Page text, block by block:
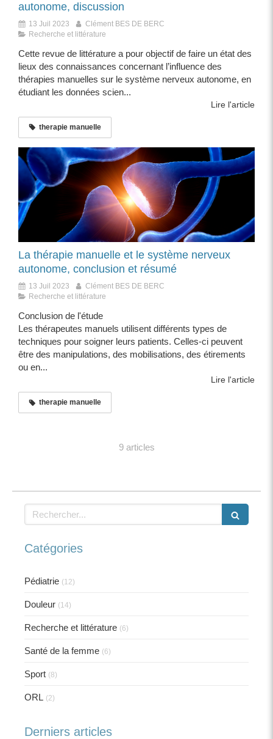
autonome, discussion
13 Juil 2023
Clément BES DE BERC
Recherche et littérature
Cette revue de littérature a pour objectif de faire un état des
lieux des connaissances concernant l’influence des
thérapies manuelles sur le système nerveux autonome, en
étudiant les données scien...
Lire l'article
therapie manuelle
La thérapie manuelle et le système nerveux
autonome, conclusion et résumé
13 Juil 2023
Clément BES DE BERC
Recherche et littérature
Conclusion de l'étude
Les thérapeutes manuels utilisent différents types de
techniques pour soigner leurs patients. Celles-ci peuvent
être des manipulations, des mobilisations, des étirements
ou en...
Lire l'article
therapie manuelle
9 articles
Rechercher
Catégories
Pédiatrie (12)
Douleur (14)
Recherche et littérature (6)
Santé de la femme (6)
Sport (8)
ORL (2)
Derniers articles